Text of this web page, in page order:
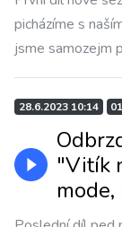
picházíme s
jsme samozejm
28.6.2023 10:14
"Vitík